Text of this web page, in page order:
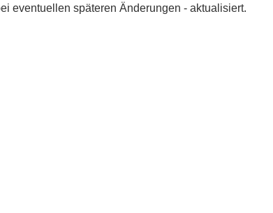
eventuellen späteren Änderungen - aktualisiert.